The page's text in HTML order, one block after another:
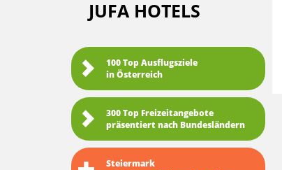
JUFA HOTELS
100 Top Ausflugsziele
in Österreich
300 Top Freizeitangebote
präsentiert nach Bundesländern
Steiermark